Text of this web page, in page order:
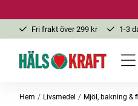
Fri frakt över 299 kr 1-3
Hem Livsmedel Mjöl, bakning &